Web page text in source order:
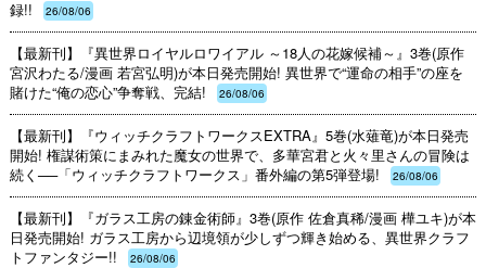
録!!
26/08/06
【最新刊】『異世界ロイヤルロワイアル ～18人の花嫁候補～』3巻(原作
宮沢わたる/漫画 若宮弘明)が本日発売開始! 異世界で“運命の相手”の座を
賭けた“俺の恋心”争奪戦、完結!
26/08/06
【最新刊】『ウィッチクラフトワークスEXTRA』5巻(水薙竜)が本日発売
開始! 権謀術策にまみれた魔女の世界で、多華宮君と火々里さんの冒険は
続く──「ウィッチクラフトワークス」番外編の第5弾登場!
26/08/06
【最新刊】『ガラス工房の錬金術師』3巻(原作 佐倉真稀/漫画 樺ユキ)が本
日発売開始! ガラス工房から辺境領が少しずつ輝き始める、異世界クラフ
トファンタジー!!
26/08/06